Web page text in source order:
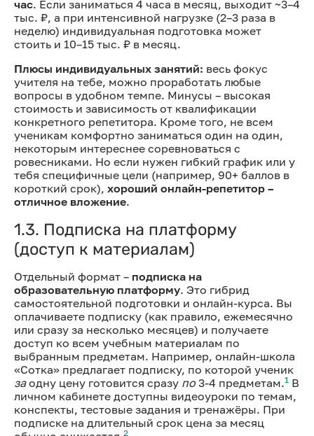
час. Если заниматься 4 часа в месяц, выходит ~3–4
тыс. ₽, а при интенсивной нагрузке (2–3 раза в
неделю) индивидуальная подготовка может
стоить и 10–15 тыс. ₽ в месяц.
Плюсы индивидуальных занятий: весь фокус
учителя на тебе, можно проработать любые
вопросы в удобном темпе. Минусы – высокая
стоимость и зависимость от квалификации
конкретного репетитора. Кроме того, не всем
ученикам комфортно заниматься один на один,
некоторым интереснее соревноваться с
ровесниками. Но если нужен гибкий график или у
тебя специфичные цели (например, 90+ баллов в
короткий срок), хороший онлайн-репетитор –
отличное вложение.
1.3. Подписка на платформу
(доступ к материалам)
Отдельный формат – подписка на
образовательную платформу. Это гибрид
самостоятельной подготовки и онлайн-курса. Вы
оплачиваете подписку (как правило, ежемесячно
или сразу за несколько месяцев) и получаете
доступ ко всем учебным материалам по
выбранным предметам. Например, онлайн-школа
«Сотка» предлагает подписку, по которой ученик
заодну цену готовится сразу по3-4 предметам.1 В
личном кабинете доступны видеоуроки по темам,
конспекты, тестовые задания и тренажёры. При
подписке на длительный срок цена за месяц
2